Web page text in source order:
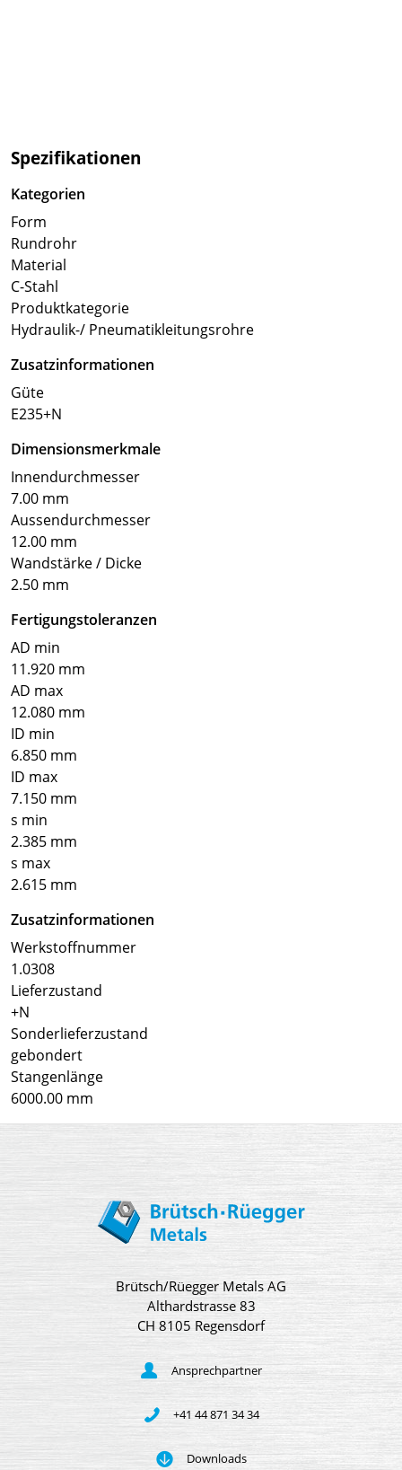
Spezifikationen
Kategorien
Form
Rundrohr
Material
C-Stahl
Produktkategorie
Hydraulik-/ Pneumatikleitungsrohre
Zusatzinformationen
Güte
E235+N
Dimensionsmerkmale
Innendurchmesser
7.00 mm
Aussendurchmesser
12.00 mm
Wandstärke / Dicke
2.50 mm
Fertigungstoleranzen
AD min
11.920 mm
AD max
12.080 mm
ID min
6.850 mm
ID max
7.150 mm
s min
2.385 mm
s max
2.615 mm
Zusatzinformationen
Werkstoffnummer
1.0308
Lieferzustand
+N
Sonderlieferzustand
gebondert
Stangenlänge
6000.00 mm
Brütsch/Rüegger Metals AG
Althardstrasse 83
CH 8105 Regensdorf
Ansprechpartner
+41 44 871 34 34
Downloads